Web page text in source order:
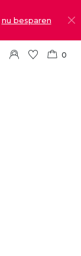
nu besparen
0